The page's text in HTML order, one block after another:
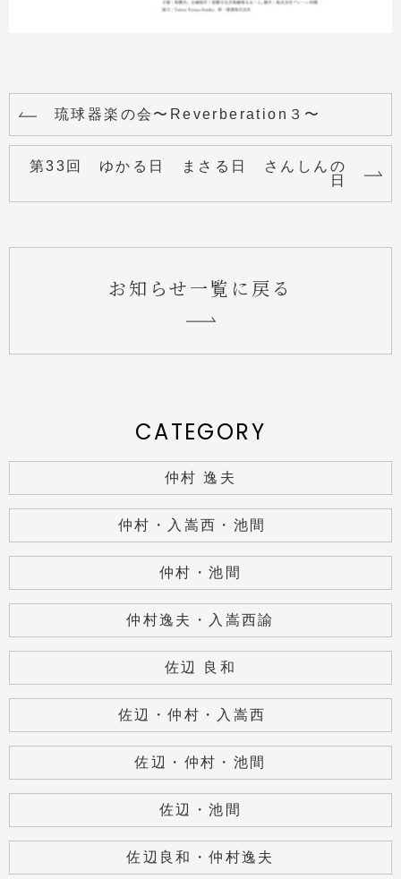
琉球器楽の会〜Reverberation３〜
第33回 ゆかる日 まさる日 さんしんの
日
お知らせ一覧に戻る
CATEGORY
仲村 逸夫
仲村・入嵩西・池間
仲村・池間
仲村逸夫・入嵩西諭
佐辺 良和
佐辺・仲村・入嵩西
佐辺・仲村・池間
佐辺・池間
佐辺良和・仲村逸夫